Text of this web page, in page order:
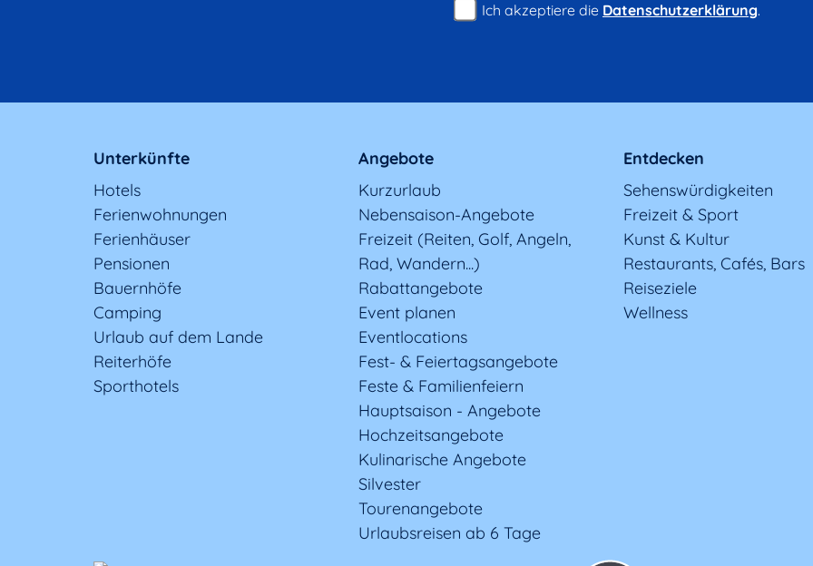
Ich akzeptiere die Datenschutzerklärung.
Unterkünfte
Hotels
Ferienwohnungen
Ferienhäuser
Pensionen
Bauernhöfe
Camping
Urlaub auf dem Lande
Reiterhöfe
Sporthotels
Angebote
Kurzurlaub
Nebensaison-Angebote
Freizeit (Reiten, Golf, Angeln,
Rad, Wandern...)
Rabattangebote
Event planen
Eventlocations
Fest- & Feiertagsangebote
Feste & Familienfeiern
Hauptsaison - Angebote
Hochzeitsangebote
Kulinarische Angebote
Silvester
Tourenangebote
Urlaubsreisen ab 6 Tage
Entdecken
Sehenswürdigkeiten
Freizeit & Sport
Kunst & Kultur
Restaurants, Cafés, Bars
Reiseziele
Wellness